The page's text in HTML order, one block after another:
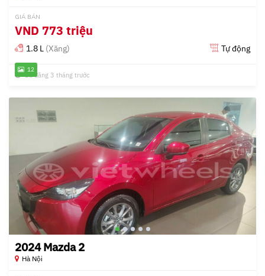
12
GIÁ BÁN
VND 773 triệu
1.8 L (Xăng) Tự động
Đã đăng 3 tháng trước
2024 Mazda 2
Hà Nội